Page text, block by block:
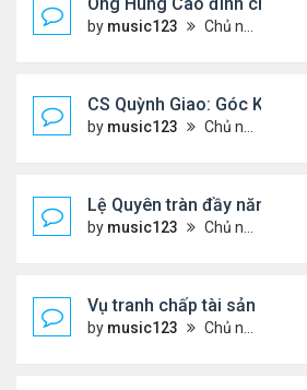
by music123 Chủ nhật Tháng 7 26, 2026 5:17 pm
CS Quỳnh Giao: Góc
by music123 Chủ nhật Tháng 7 26, 2026 5:12 pm
Lệ Quyên tràn đầy năng
by music123 Chủ nhật Tháng 7 26, 2026 5:09 pm
Vụ tranh chấp tài sản của
by music123 Chủ nhật Tháng 7 26, 2026 4:52 pm